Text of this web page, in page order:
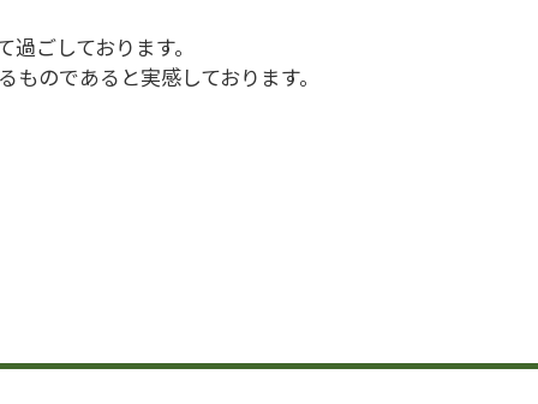
ごしております。
のであると実感しております。